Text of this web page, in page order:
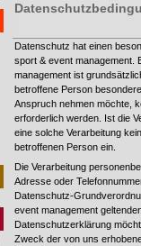
Datenschutz hat einen
sport & event management.
management ist
betroffene Person
Anspruch nehmen möchte,
erforderlich werden. Ist die
eine solche Verarbeitung
betroffenen Person ein.
Die Verarbeitung
Adresse oder
Datenschutz-
event management
Datenschutzerklärung
Zweck der von uns